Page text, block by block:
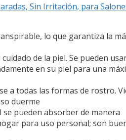
Sin Irritación, para
lo que garantiza la
de la piel. Se pueden
en su piel para una
a todas las formas de rostro.
duerme
se pueden absorber de manera
para uso personal; son